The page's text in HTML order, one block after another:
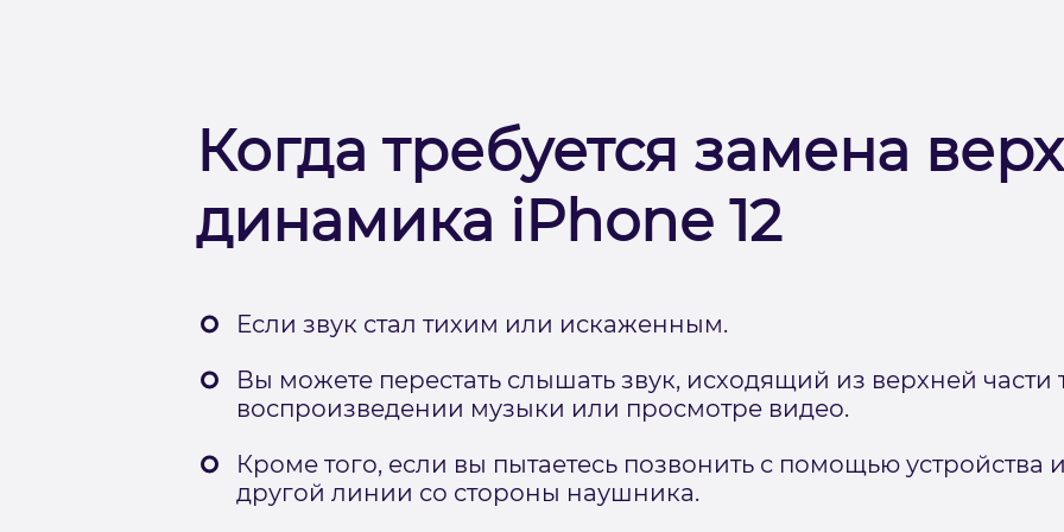
Когда требуется замена
динамика iPhone 12
Если звук стал тихим или искаженным.
Вы можете перестать слышать звук, исходящий из верхней
воспроизведении музыки или просмотре видео.
Кроме того, если вы пытаетесь позвонить с помощью устройства
другой линии со стороны наушника.